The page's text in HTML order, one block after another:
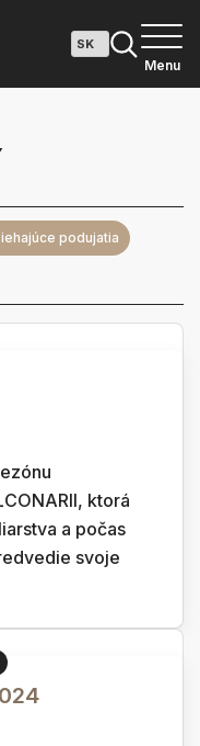
Menu
podujatia
ktorá
a počas
svoje